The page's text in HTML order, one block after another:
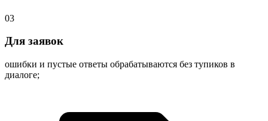
03
Для заявок
ошибки и пустые ответы обрабатываются без тупиков в
диалоге;